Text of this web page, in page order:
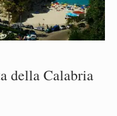
della Calabria